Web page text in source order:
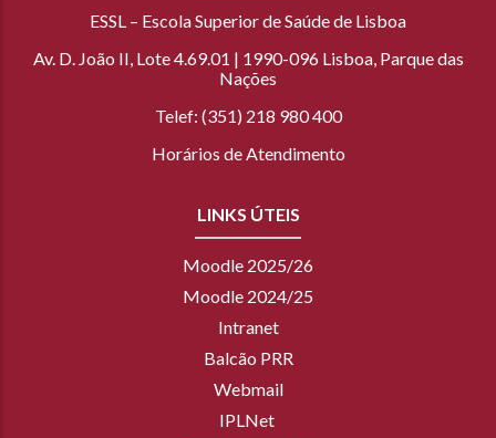
ESSL – Escola Superior de Saúde de Lisboa
Av. D. João II, Lote 4.69.01 | 1990-096 Lisboa, Parque das
Nações
Telef: (351) 218 980 400
Horários de Atendimento
LINKS ÚTEIS
Moodle 2025/26
Moodle 2024/25
Intranet
Balcão PRR
Webmail
IPLNet